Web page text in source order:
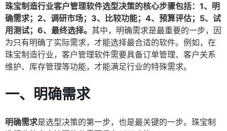
珠宝制造行业客户管理软件选型决策的核心步骤包括：1、明
确需求；2、调研市场；3、比较功能；4、预算评估；5、试
用测试；6、最终选择。 其中，明确需求是最重要的一步，因
为只有明确了实际需求，才能选择最合适的软件。例如，在
珠宝制造行业，客户管理软件需要具备订单管理、客户关系
维护、库存管理等功能，才能满足行业的特殊需求。
一、明确需求
明确需求是选型决策的第一步，也是最关键的一步。珠宝制